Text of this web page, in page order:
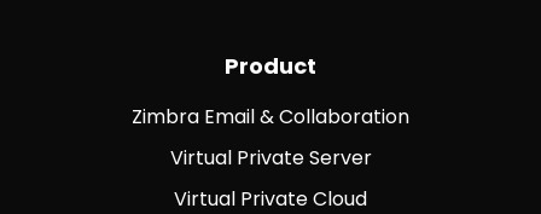
Product
Zimbra Email & Collaboration
Virtual Private Server
Virtual Private Cloud